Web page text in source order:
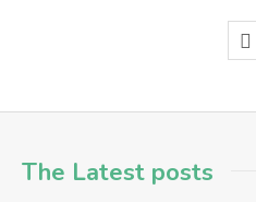
The Latest posts